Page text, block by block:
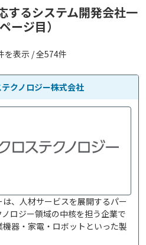
するシステム開発会社一
ージ目）
を表示 / 全574件
クノロジー株式会社
、人材サービスを展開するパー
ロジー領域の中核を担う企業で
器・家電・ロボットといった製